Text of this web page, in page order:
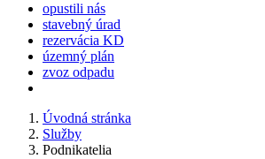
opustili nás
stavebný úrad
rezervácia KD
územný plán
zvoz odpadu
Úvodná stránka
Služby
Podnikatelia